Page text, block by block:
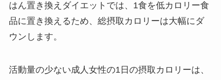
はん置き換えダイエットでは、1食を低カロリー食
品に置き換えるため、総摂取カロリーは大幅にダ
ウンします。
活動量の少ない成人女性の1日の摂取カロリーは、